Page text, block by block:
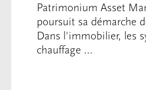
Patrimonium Asset
poursuit sa démarche
Dans l'immobilier, les
chauffage ...